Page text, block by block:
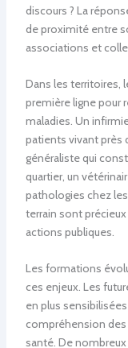
discours ? La
de proximité entre
associations et
Dans les territoires,
première ligne pour
maladies. Un
patients vivant près
généraliste qui
quartier, un
pathologies chez
terrain sont
actions publiques.
Les formations
ces enjeux. Les
en plus
compréhension des
santé. De